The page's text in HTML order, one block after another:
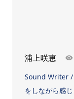
浦上咲恵
Sound Writer /
をしながら感